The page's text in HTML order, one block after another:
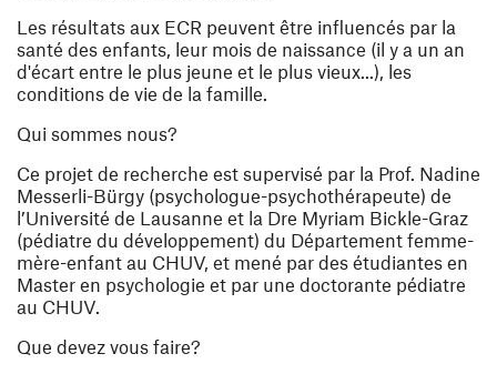
Les résultats aux ECR peuvent être influencés par la
santé des enfants, leur mois de naissance (il y a un an
d'écart entre le plus jeune et le plus vieux...), les
conditions de vie de la famille.
Qui sommes nous?
Ce projet de recherche est supervisé par la Prof. Nadine
Messerli-Bürgy (psychologue-psychothérapeute) de
l’Université de Lausanne et la Dre Myriam Bickle-Graz
(pédiatre du développement) du Département femme-
mère-enfant au CHUV, et mené par des étudiantes en
Master en psychologie et par une doctorante pédiatre
au CHUV.
Que devez vous faire?